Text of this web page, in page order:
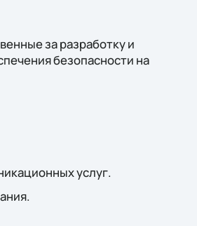
за разработку и
безопасности на
услуг.